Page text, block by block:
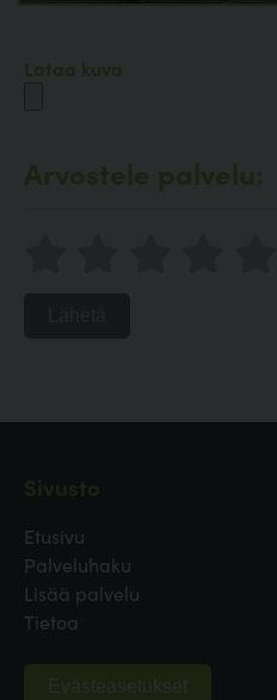
Lataa kuva
Arvostele palvelu:
Etusivu
Palveluhaku
Lisää palvelu
Tietoa
Evästeasetukset